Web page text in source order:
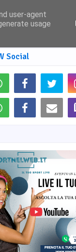
Social
user-agent
usage